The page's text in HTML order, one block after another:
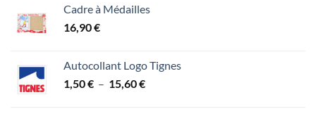
Cadre à Médailles
16,90€
Autocollant Logo Tignes
1,50€ – 15,60€Plage